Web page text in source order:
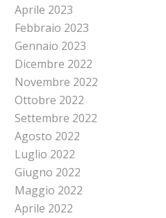
Aprile 2023
Febbraio 2023
Gennaio 2023
Dicembre 2022
Novembre 2022
Ottobre 2022
Settembre 2022
Agosto 2022
Luglio 2022
Giugno 2022
Maggio 2022
Aprile 2022